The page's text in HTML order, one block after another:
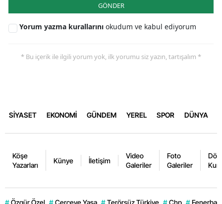
GÖNDER
Yorum yazma kurallarını okudum ve kabul ediyorum
* Bu içerik ile ilgili yorum yok, ilk yorumu siz yazın, tartışalım *
SİYASET EKONOMİ GÜNDEM YEREL SPOR DÜNYA
Köşe
Yazarları
Künye İletişim
Video
Galeriler
Foto
Galeriler
# Özgür Özel # Çerçeve Yasa # Terörsüz Türkiye # Chp #